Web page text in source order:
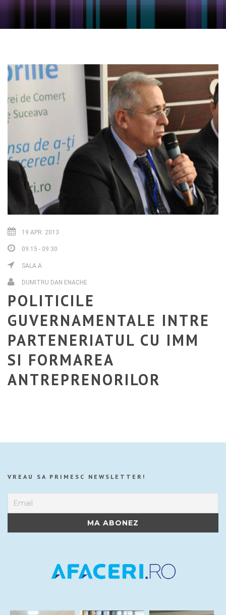
19 APR. 2013
09:15 - 09:30
SALA A
DUMITRU DAN ENACHE
POLITICILE
GUVERNAMENTALE INTRE
PARTENERIATUL CU IMM
SI FORMAREA
ANTREPRENORILOR
VREAU SA PRIMESC NEWSLETTER!